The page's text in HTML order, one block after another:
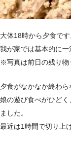
大体18時から夕食です
我が家では基本的に一
※写真は前日の残り物
夕食がなかなか終わら
娘の遊び食べがひど
ました。
最近は1時間で切り上